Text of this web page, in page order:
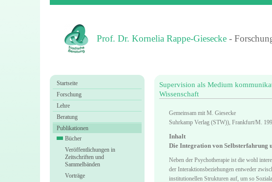
Prof. Dr. Kornelia Rappe-Giesecke -
Startseite
Forschung
Lehre
Beratung
Publikationen
Bücher
Veröffentlichungen in
Zeitschriften und
Sammelbänden
Vorträge
Supervision als Medium
Wissenschaft
Gemeinsam mit M. Giesecke
Suhrkamp Verlag (STW)), Frankfurt/M.
Inhalt
Die Integration von Selbsterfahrung
Neben der Psychotherapie ist die wohl
der Interaktionsbeziehungen entweder
institutionellen Strukturen auf, um so